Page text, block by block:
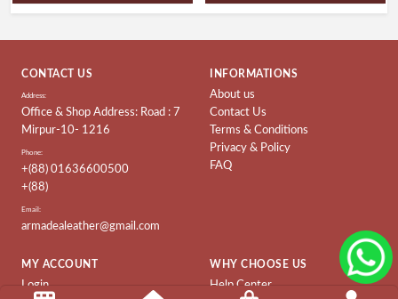
CONTACT US
Address:
Office & Shop Address: Road : 7
Mirpur-10- 1216
Phone:
+(88) 01636600500
+(88)
Email:
armadealeather@gmail.com
INFORMATIONS
About us
Contact Us
Terms & Conditions
Privacy & Policy
FAQ
MY ACCOUNT
Login
WHY CHOOSE US
Help Center